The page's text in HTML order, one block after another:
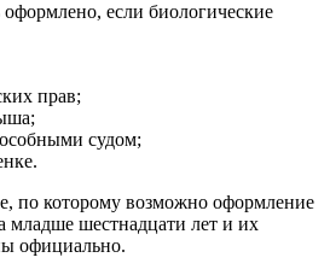
если биологические
прав;
судом;
по которому возможно оформление
младше шестнадцати лет и их
официально.